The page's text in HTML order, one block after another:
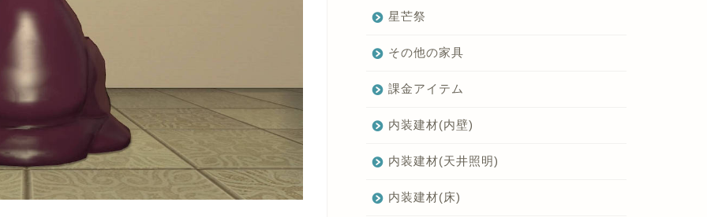
星芒祭
その他の家具
課金アイテム
内装建材(内壁)
内装建材(天井照明)
内装建材(床)